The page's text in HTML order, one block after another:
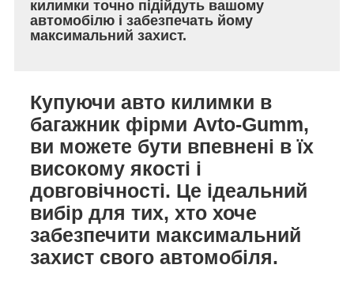
килимки точно підійдуть вашому
автомобілю і забезпечать йому
максимальний захист.
Купуючи авто килимки в
багажник фірми Avto-Gumm,
ви можете бути впевнені в їх
високому якості і
довговічності. Це ідеальний
вибір для тих, хто хоче
забезпечити максимальний
захист свого автомобіля.